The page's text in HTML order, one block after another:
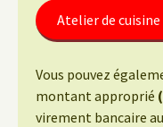
Atelier de
Vous pouvez
montant approprié
virement bancaire